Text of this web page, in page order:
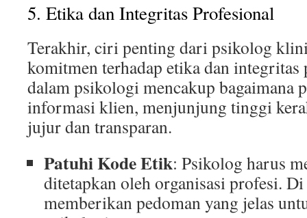
5. Etika dan Integritas Profesional
Terakhir, ciri penting dari psikolog
komitmen terhadap etika dan
dalam psikologi mencakup bagaimana
informasi klien, menjunjung tinggi
jujur dan transparan.
Patuhi Kode Etik: Psikolog harus
ditetapkan oleh organisasi profesi.
memberikan pedoman yang jelas